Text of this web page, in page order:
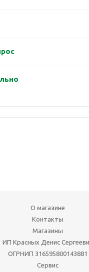
О магазине
Контакты
Магазины
ИП Красных Денис
ОГРНИП 316595800143881
Сервис